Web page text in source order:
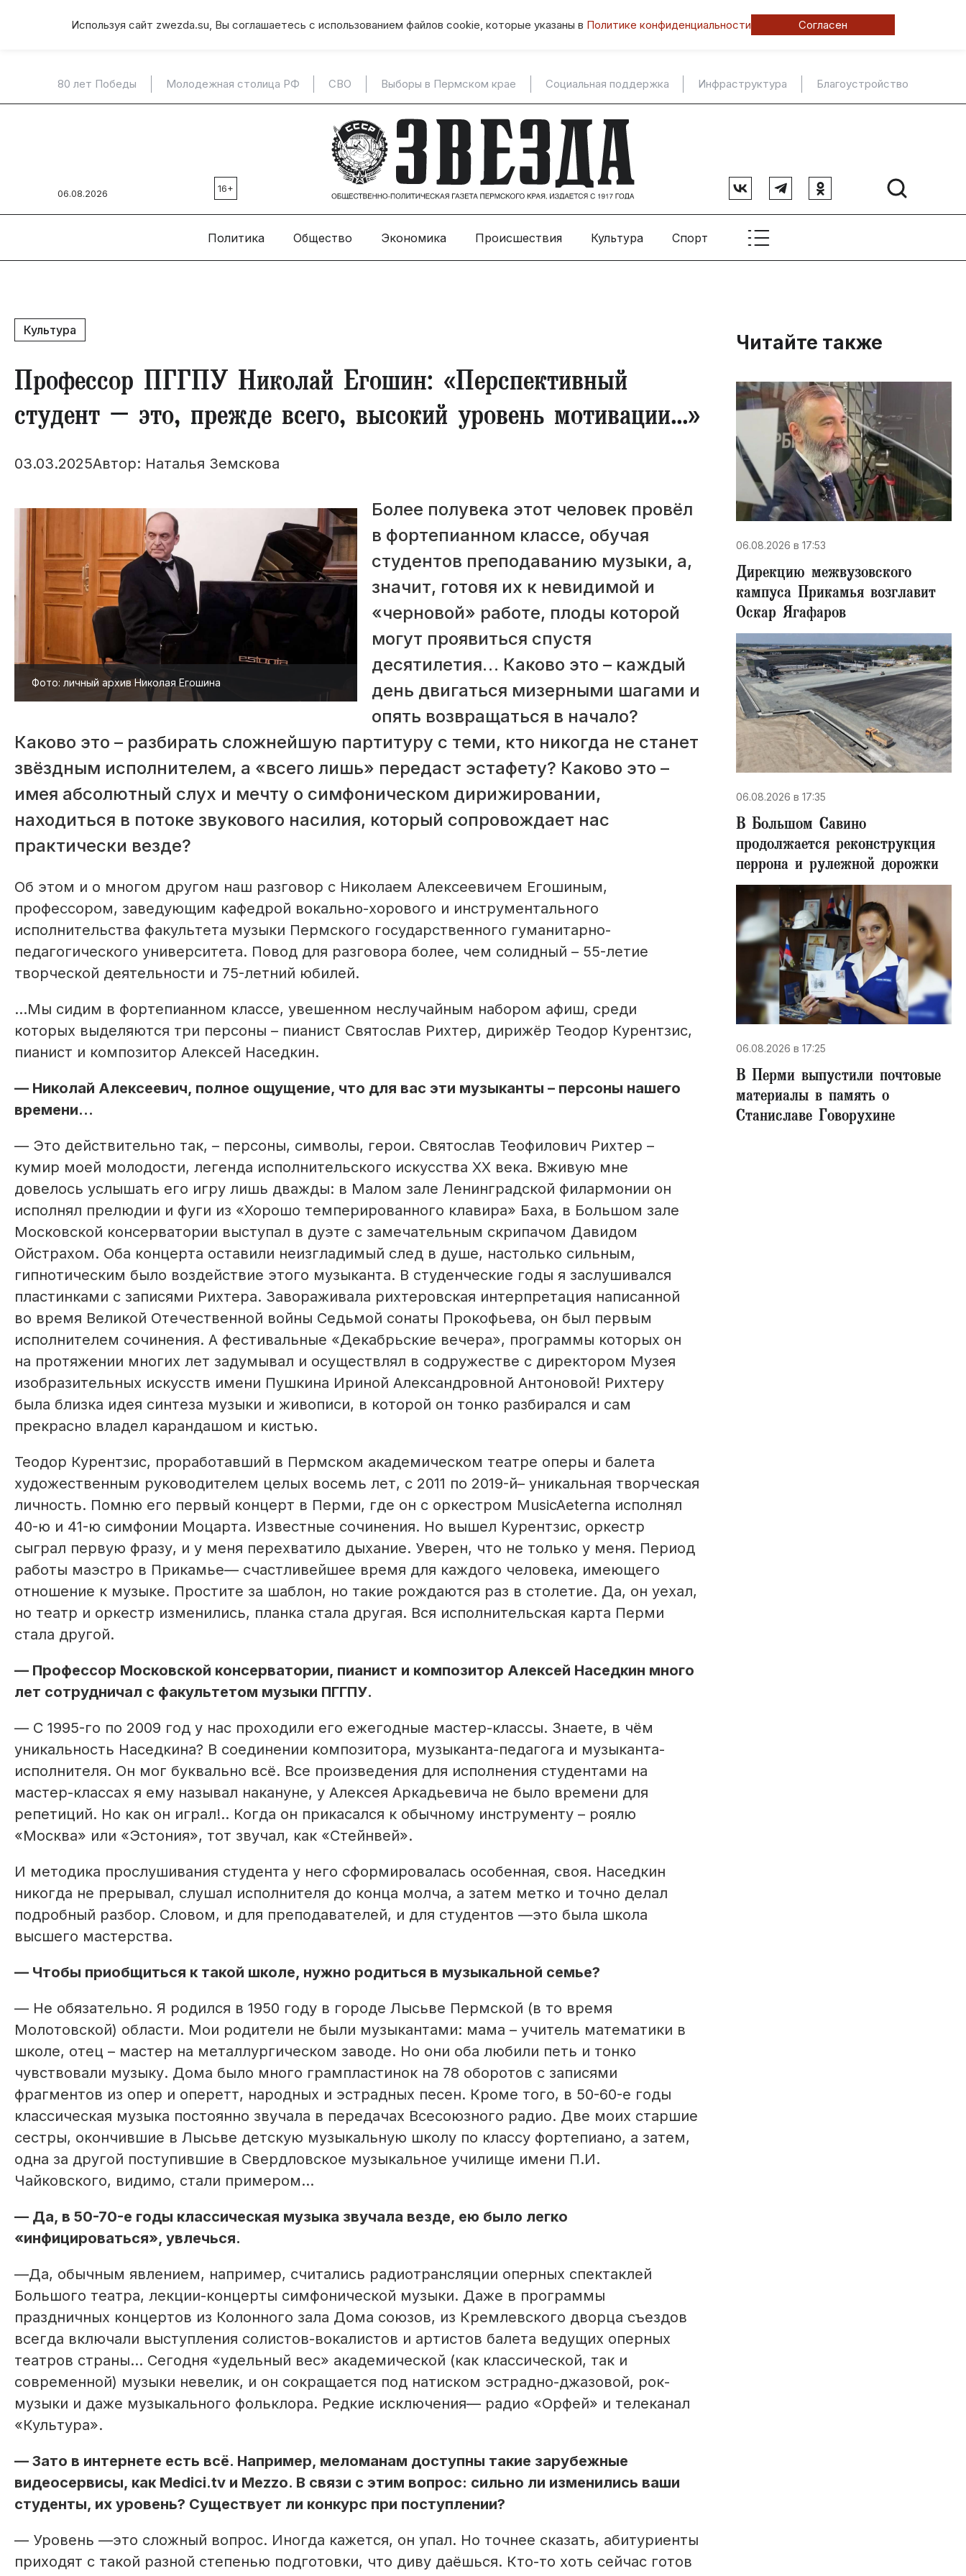
Используя сайт zwezda.su, Вы соглашаетесь с использованием файлов cookie, которые указаны в Политике конфиденциальности Согласен
80 лет Победы Молодежная столица РФ СВО Выборы в Пермском крае Социальная поддержка Инфраструктура Благоустройство
06.08.2026 16+
Политика Общество Экономика Происшествия Культура Спорт
Культура
Профессор ПГГПУ Николай Егошин: «Перспективный
студент – это, прежде всего, высокий уровень мотивации…»
03.03.2025Автор: Наталья Земскова
Фото: личный архив Николая Егошина
Более полувека этот человек провёл
в фортепианном классе, обучая
студентов преподаванию музыки, а,
значит, готовя их к невидимой и
«черновой» работе, плоды которой
могут проявиться спустя
десятилетия… Каково это – каждый
день двигаться мизерными шагами и
опять возвращаться в начало?
Каково это – разбирать сложнейшую партитуру с теми, кто никогда не станет
звёздным исполнителем, а «всего лишь» передаст эстафету? Каково это –
имея абсолютный слух и мечту о симфоническом дирижировании,
находиться в потоке звукового насилия, который сопровождает нас
практически везде?
Об этом и о многом другом наш разговор с Николаем Алексеевичем Егошиным,
профессором, заведующим кафедрой вокально-хорового и инструментального
исполнительства факультета музыки Пермского государственного гуманитарно-
педагогического университета. Повод для разговора более, чем солидный – 55-летие
творческой деятельности и 75-летний юбилей.
…Мы сидим в фортепианном классе, увешенном неслучайным набором афиш, среди
которых выделяются три персоны – пианист Святослав Рихтер, дирижёр Теодор Курентзис,
пианист и композитор Алексей Наседкин.
— Николай Алексеевич, полное ощущение, что для вас эти музыканты – персоны нашего
времени...
— Это действительно так, – персоны, символы, герои. Святослав Теофилович Рихтер –
кумир моей молодости, легенда исполнительского искусства ХХ века. Вживую мне
довелось услышать его игру лишь дважды: в Малом зале Ленинградской филармонии он
исполнял прелюдии и фуги из «Хорошо темперированного клавира» Баха, в Большом зале
Московской консерватории выступал в дуэте с замечательным скрипачом Давидом
Ойстрахом. Оба концерта оставили неизгладимый след в душе, настолько сильным,
гипнотическим было воздействие этого музыканта. В студенческие годы я заслушивался
пластинками с записями Рихтера. Завораживала рихтеровская интерпретация написанной
во время Великой Отечественной войны Седьмой сонаты Прокофьева, он был первым
исполнителем сочинения. А фестивальные «Декабрьские вечера», программы которых он
на протяжении многих лет задумывал и осуществлял в содружестве с директором Музея
изобразительных искусств имени Пушкина Ириной Александровной Антоновой! Рихтеру
была близка идея синтеза музыки и живописи, в которой он тонко разбирался и сам
прекрасно владел карандашом и кистью.
Теодор Курентзис, проработавший в Пермском академическом театре оперы и балета
художественным руководителем целых восемь лет, с 2011 по 2019-й– уникальная творческая
личность. Помню его первый концерт в Перми, где он с оркестром MusicAeterna исполнял
40-ю и 41-ю симфонии Моцарта. Известные сочинения. Но вышел Курентзис, оркестр
сыграл первую фразу, и у меня перехватило дыхание. Уверен, что не только у меня. Период
работы маэстро в Прикамье— счастливейшее время для каждого человека, имеющего
отношение к музыке. Простите за шаблон, но такие рождаются раз в столетие. Да, он уехал,
но театр и оркестр изменились, планка стала другая. Вся исполнительская карта Перми
стала другой.
— Профессор Московской консерватории, пианист и композитор Алексей Наседкин много
лет сотрудничал с факультетом музыки ПГГПУ.
— С 1995-го по 2009 год у нас проходили его ежегодные мастер-классы. Знаете, в чём
уникальность Наседкина? В соединении композитора, музыканта-педагога и музыканта-
исполнителя. Он мог буквально всё. Все произведения для исполнения студентами на
мастер-классах я ему называл накануне, у Алексея Аркадьевича не было времени для
репетиций. Но как он играл!.. Когда он прикасался к обычному инструменту – роялю
«Москва» или «Эстония», тот звучал, как «Стейнвей».
И методика прослушивания студента у него сформировалась особенная, своя. Наседкин
никогда не прерывал, слушал исполнителя до конца молча, а затем метко и точно делал
подробный разбор. Словом, и для преподавателей, и для студентов —это была школа
высшего мастерства.
— Чтобы приобщиться к такой школе, нужно родиться в музыкальной семье?
— Не обязательно. Я родился в 1950 году в городе Лысьве Пермской (в то время
Молотовской) области. Мои родители не были музыкантами: мама – учитель математики в
школе, отец – мастер на металлургическом заводе. Но они оба любили петь и тонко
чувствовали музыку. Дома было много грампластинок на 78 оборотов с записями
фрагментов из опер и оперетт, народных и эстрадных песен. Кроме того, в 50-60-е годы
классическая музыка постоянно звучала в передачах Всесоюзного радио. Две моих старшие
сестры, окончившие в Лысьве детскую музыкальную школу по классу фортепиано, а затем,
одна за другой поступившие в Свердловское музыкальное училище имени П.И.
Чайковского, видимо, стали примером…
— Да, в 50-70-е годы классическая музыка звучала везде, ею было легко
«инфицироваться», увлечься.
—Да, обычным явлением, например, считались радиотрансляции оперных спектаклей
Большого театра, лекции-концерты симфонической музыки. Даже в программы
праздничных концертов из Колонного зала Дома союзов, из Кремлевского дворца съездов
всегда включали выступления солистов-вокалистов и артистов балета ведущих оперных
театров страны… Сегодня «удельный вес» академической (как классической, так и
современной) музыки невелик, и он сокращается под натиском эстрадно-джазовой, рок-
музыки и даже музыкального фольклора. Редкие исключения— радио «Орфей» и телеканал
«Культура».
— Зато в интернете есть всё. Например, меломанам доступны такие зарубежные
видеосервисы, как Medici.tv и Mezzo. В связи с этим вопрос: сильно ли изменились ваши
студенты, их уровень? Существует ли конкурс при поступлении?
— Уровень —это сложный вопрос. Иногда кажется, он упал. Но точнее сказать, абитуриенты
приходят с такой разной степенью подготовки, что диву даёшься. Кто-то хоть сейчас готов
Читайте также
06.08.2026 в 17:53
Дирекцию межвузовского
кампуса Прикамья возглавит
Оскар Ягафаров
06.08.2026 в 17:35
В Большом Савино
продолжается реконструкция
перрона и рулежной дорожки
06.08.2026 в 17:25
В Перми выпустили почтовые
материалы в память о
Станиславе Говорухине